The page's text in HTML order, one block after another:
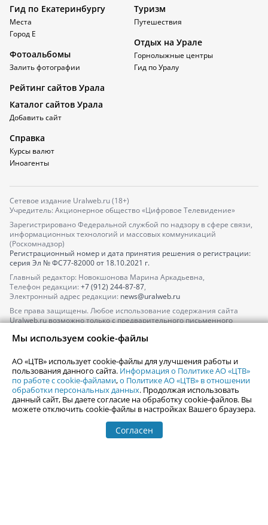
Гид по Екатеринбургу
Места
Город Е
Фотоальбомы
Залить фотографии
Туризм
Путешествия
Отдых на Урале
Горнолыжные центры
Гид по Уралу
Рейтинг сайтов Урала
Каталог сайтов Урала
Добавить сайт
Справка
Курсы валют
Иноагенты
Сетевое издание Uralweb.ru (18+)
Учредитель: Акционерное общество «Цифровое Телевидение»
Зарегистрировано Федеральной службой по надзору в сфере связи,
информационных технологий и массовых коммуникаций
(Роскомнадзор)
Регистрационный номер и дата принятия решения о регистрации:
серия Эл № ФС77-82000от 18.10.2021 г.
Главный редактор: Новокшонова Марина Аркадьевна,
Телефон редакции: +7 (912) 244-87-87,
Электронный адрес редакции: news@uralweb.ru
Все права защищены. Любое использование содержания сайта
Uralweb.ru возможно только с предварительного письменного
По вопросам размещения рекламы обращайтесь по тел.
По вопросам размещения информации в разделе «Афиша»
afisha@uralweb.ru
Пользовательское соглашение на использование сайта
Политика АО «ЦТВ» в отношении обработки персональных данных
Мы используем cookie-файлы
АО «ЦТВ» использует cookie-файлы для улучшения работы и
пользования данного сайта. Информация о Политике АО «ЦТВ»
по работе с cookie-файлами,о Политике АО «ЦТВ» в отношении
обработки персональных данных. Продолжая использовать
данный сайт, Вы даете согласие на обработку cookie-файлов. Вы
можете отключить cookie-файлы в настройках Вашего браузера.
Согласен